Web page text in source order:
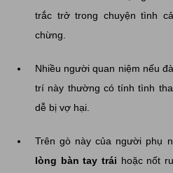
trắc trở trong chuyện tình
chừng.
Nhiều người quan niệm nếu
trí này thường có tính tình
dễ bị vợ hại.
Trên gò này của người phụ
lòng bàn tay trái hoặc nốt